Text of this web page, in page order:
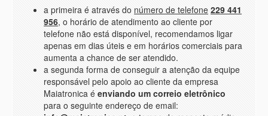
a primeira é através do número de telefone 229 441
956, o horário de atendimento ao cliente por
telefone não está disponível, recomendamos ligar
apenas em dias úteis e em horários comerciais para
aumenta a chance de ser atendido.
a segunda forma de conseguir a atenção da equipe
responsável pelo apoio ao cliente da empresa
Maiatronica é enviando um correio eletrônico
para o seguinte endereço de email: